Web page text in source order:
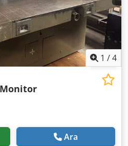
1 /4
Monitor
Ara